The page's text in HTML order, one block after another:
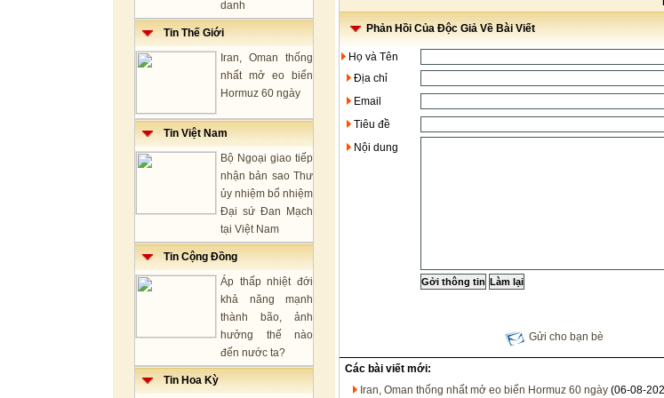
danh
Tin Thế Giới
Iran, Oman thống
nhất mở eo biển
Hormuz 60 ngày
Tin Việt Nam
Bộ Ngoại giao tiếp
nhận bản sao Thư
ủy nhiệm bổ nhiệm
Đại sứ Đan Mạch
tại Việt Nam
Tin Cộng Đồng
Áp thấp nhiệt đới
khả năng mạnh
thành bão, ảnh
hưởng thế nào
đến nước ta?
Tin Hoa Kỳ
Phản Hồi Của Độc Giả Về Bài Viết
Họ và Tên
Địa chỉ
Email
Tiêu đề
Nội dung
Gửi cho bạn bè
Các bài viết mới:
Iran, Oman thống nhất mở eo biển Hormuz 60 ngày (06-08-